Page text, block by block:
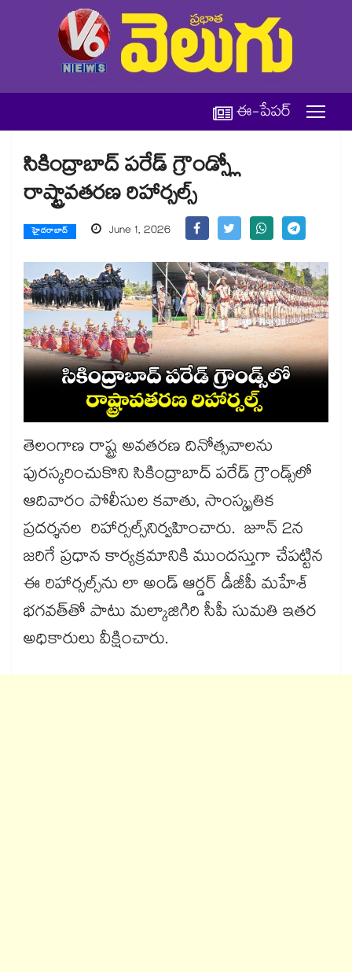
ఈ-పేపర్
సికింద్రాబాద్ పరేడ్ గ్రౌండ్స్లో
రాష్ట్రావతరణ రిహార్సల్స్
హైదరాబాద్ June 1, 2026
తెలంగాణ రాష్ట్ర అవతరణ దినోత్సవాలను
పురస్కరించుకొని సికింద్రాబాద్ పరేడ్ గ్రౌండ్స్​లో
ఆదివారం పోలీసుల కవాతు, సాంస్కృతిక
ప్రదర్శనల రిహార్సల్స్​నిర్వహించారు. జూన్ 2న
జరిగే ప్రధాన కార్యక్రమానికి ముందస్తుగా చేపట్టిన
ఈ రిహార్సల్స్‌‌‌‌‌‌‌‌ను లా అండ్ ఆర్డర్ డీజీపీ మహేశ్​
భగవత్​తో పాటు మల్కాజిగిరి సీపీ సుమతి ఇతర
అధికారులు వీక్షించారు.